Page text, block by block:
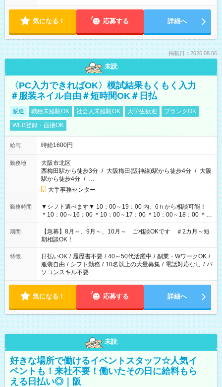
気になる！ 応募する 詳細へ
掲載日：2026.08.06
未読
〈PC入力できればOK〉模試結果もくもく入力
＃服装ネイル自由＃短時間OK＃日払
派遣 職種未経験OK 社会人未経験OK 大学生歓迎
ブランクOK
WEB登録・面接OK
給与 時給1600円
勤務地
大阪市北区
西梅田駅から徒歩3分 / 大阪梅田(阪神線)駅から徒歩4分 / 大阪
駅から徒歩4分 / …
大手事務センター
勤務時間
▼シフト選べます▼ 10：00～19：00 内、6ｈから相談可能！
＊10：00～16：00 ＊10：00～17：00 ＊10：00～18：00 ＊
11：00～19：00 ＊12：00～19：00 ＊13：00～19：00
期間
【急募】8月～、9月～、10月～ ご相談OKです ＃2カ月～短
期相談OK！
特徴 日払いOK / 履歴書不要 / 40～50代活躍中 / 副業・WワークOK /
服装自由 / シフト勤務 / 10名以上の大量募集 / 電話対応なし / パ
ソコンスキル不要
気になる！ 応募する 詳細へ
未読
好きな場所で働けるイベントスタッフ☆人気イ
ベントも！来社不要！働いたその日に給料もら
える日払い◎｜阪